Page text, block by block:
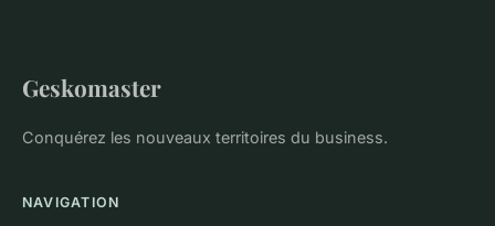
Geskomaster
Conquérez les nouveaux territoires du business.
NAVIGATION